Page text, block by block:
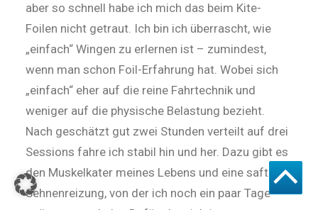
aber so schnell habe ich mich das beim Kite-
Foilen nicht getraut. Ich bin ich überrascht, wie
„ein­fach“ Wingen zu erlernen ist – zumindest,
wenn man schon Foil-Erfahrung hat. Wobei sich
„einfach“ eher auf die reine Fahrtechnik und
weniger auf die physische Belastung bezieht.
Nach geschätzt gut zwei Stunden verteilt auf drei
Ses­sions fahre ich stabil hin und her. Da­zu gibt es
den Muskelkater meines Lebens und eine saftige
Sehnenreizung, von der ich noch ein paar Tage